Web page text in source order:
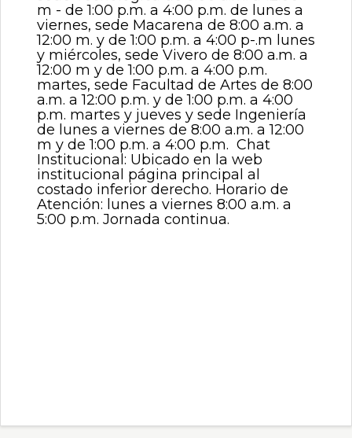
m - de 1:00 p.m. a 4:00 p.m. de lunes a
viernes, sede Macarena de 8:00 a.m. a
12:00 m. y de 1:00 p.m. a 4:00 p-.m lunes
y miércoles, sede Vivero de 8:00 a.m. a
12:00 m y de 1:00 p.m. a 4:00 p.m.
martes, sede Facultad de Artes de 8:00
a.m. a 12:00 p.m. y de 1:00 p.m. a 4:00
p.m. martes y jueves y sede Ingeniería
de lunes a viernes de 8:00 a.m. a 12:00
m y de 1:00 p.m. a 4:00 p.m. Chat
Institucional: Ubicado en la web
institucional página principal al
costado inferior derecho. Horario de
Atención: lunes a viernes 8:00 a.m. a
5:00 p.m. Jornada continua.